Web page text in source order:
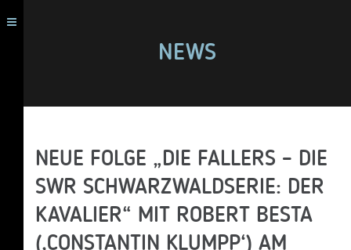
NEWS
NEUE FOLGE „DIE FALLERS – DIE
SWR SCHWARZWALDSERIE: DER
KAVALIER“ MIT ROBERT BESTA
(‚CONSTANTIN KLUMPP‘) AM